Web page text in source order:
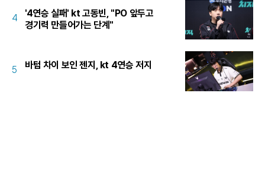
4
'4연승 실패' kt 고동빈, "PO 앞두고
경기력 만들어가는 단계"
5 바텀 차이 보인 젠지, kt 4연승 저지